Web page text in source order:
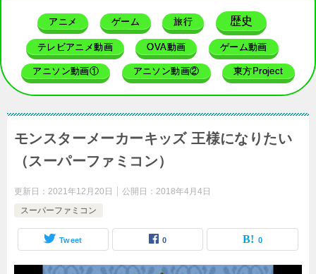
アニメ ゲーム 旅行 歴史
テレビアニメ動画 OVA動画 ゲーム動画
アニソン動画① アニソン動画② 東方Project
モンスターメーカーキッズ 王様になりたい
（スーパーファミコン）
更新日： 2021年12月20日 公開日： 2018年4月4日
スーパーファミコン
Tweet 0 0